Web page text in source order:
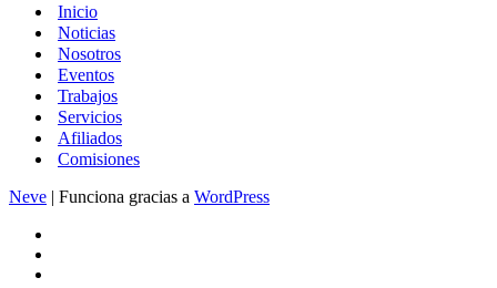
Inicio
Noticias
Nosotros
Eventos
Trabajos
Servicios
Afiliados
Comisiones
Neve | Funciona gracias a WordPress